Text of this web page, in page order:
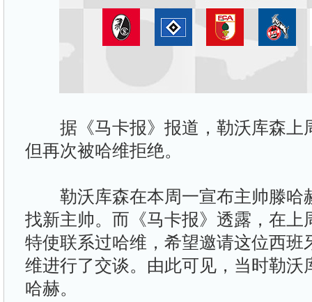
据《马卡报》报道，勒沃库森上
但再次被哈维拒绝。
勒沃库森在本周一宣布主帅滕哈
找新主帅。而《马卡报》透露，在上
特使联系过哈维，希望邀请这位西班
维进行了交谈。由此可见，当时勒沃
哈赫。